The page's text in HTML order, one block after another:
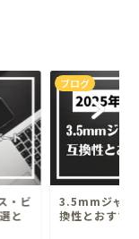
・ビ
と
ブログ
3.5mmジャッ
換性とおすす